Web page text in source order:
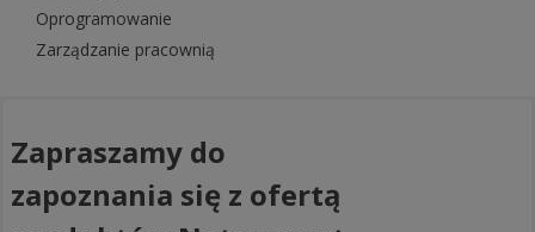
Oprogramowanie
Zarządzanie pracownią
Zapraszamy do
zapoznania się z ofertą